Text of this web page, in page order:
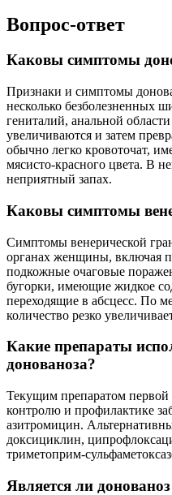
Вопрос-ответ
Каковы симптомы
Признаки и симптомы
несколько безболезненных
гениталий, анальной
увеличиваются и затем
обычно легко кровоточат,
мясисто-красного цвета. В
неприятный запах.
Каковы симптомы
Симптомы венерической
органах женщины, включая
подкожные очаговые
бугорки, имеющие жидкое
переходящие в абсцесс. По
количество резко
Какие препараты
донованоза?
Текущим препаратом
контролю и профилактике
азитромицин.
доксициклин,
триметоприм-
Является ли